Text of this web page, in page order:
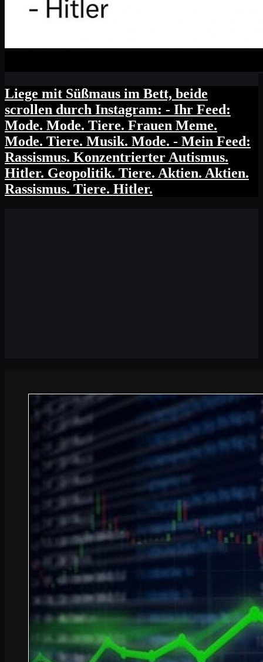
Liege mit Süßmaus im Bett, beide
scrollen durch Instagram: - Ihr Feed:
Mode. Mode. Tiere. Frauen Meme.
Mode. Tiere. Musik. Mode. - Mein Feed:
Rassismus. Konzentrierter Autismus.
Hitler. Geopolitik. Tiere. Aktien. Aktien.
Rassismus. Tiere. Hitler.